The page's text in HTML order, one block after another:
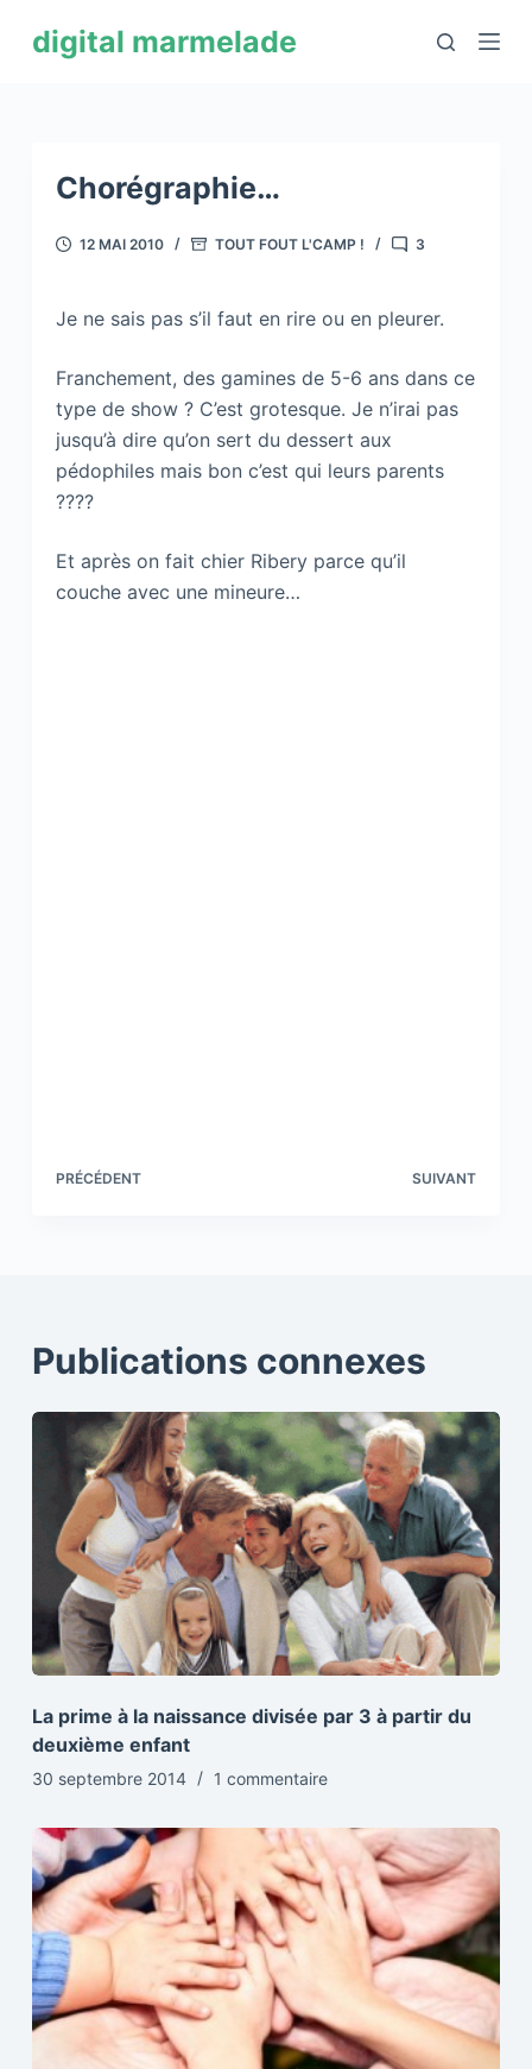
digital marmelade
Chorégraphie…
12 MAI 2010 TOUT FOUT L'CAMP ! 3
Je ne sais pas s’il faut en rire ou en pleurer.
Franchement, des gamines de 5-6 ans dans ce
type de show ? C’est grotesque. Je n’irai pas
jusqu’à dire qu’on sert du dessert aux
pédophiles mais bon c’est qui leurs parents
????
Et après on fait chier Ribery parce qu’il
couche avec une mineure…
PRÉCÉDENT SUIVANT
Publications connexes
La prime à la naissance divisée par 3 à partir du
deuxième enfant
30 septembre 2014 1 commentaire